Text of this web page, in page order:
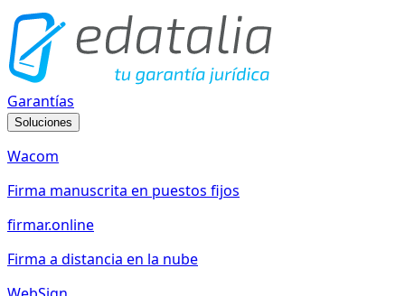
Garantías
Soluciones
Wacom
Firma manuscrita en puestos fijos
firmar.online
Firma a distancia en la nube